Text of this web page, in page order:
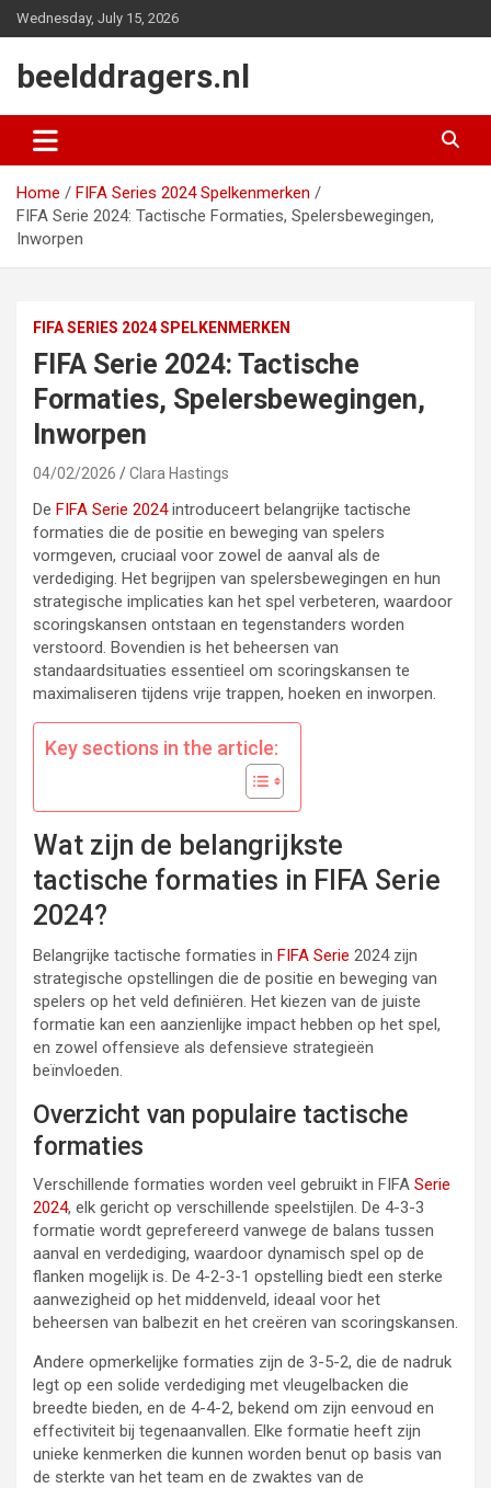
Skip
to
Wednesday, July 15, 2026
beelddragers.nl
Home
FIFA Series 2024 Spelkenmerken
FIFA Serie 2024: Tactische Formaties, Spelersbewegingen,
Inworpen
FIFA SERIES 2024 SPELKENMERKEN
FIFA Serie 2024: Tactische
Formaties, Spelersbewegingen,
Inworpen
04/02/2026 Clara Hastings
De FIFA Serie 2024introduceert belangrijke tactische
formaties die de positie en beweging van spelers
vormgeven, cruciaal voor zowel de aanval als de
verdediging. Het begrijpen van spelersbewegingen en hun
strategische implicaties kan het spel verbeteren, waardoor
scoringskansen ontstaan en tegenstanders worden
verstoord. Bovendien is het beheersen van
standaardsituaties essentieel om scoringskansen te
maximaliseren tijdens vrije trappen, hoeken en inworpen.
Key sections in the article:
Wat zijn de belangrijkste
tactische formaties in FIFA Serie
2024?
Belangrijke tactische formaties in FIFA Serie 2024 zijn
strategische opstellingen die de positie en beweging van
spelers op het veld definiëren. Het kiezen van de juiste
formatie kan een aanzienlijke impact hebben op het spel,
en zowel offensieve als defensieve strategieën
beïnvloeden.
Overzicht van populaire tactische
formaties
Verschillende formaties worden veel gebruikt in FIFA Serie
2024, elk gericht op verschillende speelstijlen. De 4-3-3
formatie wordt geprefereerd vanwege de balans tussen
aanval en verdediging, waardoor dynamisch spel op de
flanken mogelijk is. De 4-2-3-1 opstelling biedt een sterke
aanwezigheid op het middenveld, ideaal voor het
beheersen van balbezit en het creëren van scoringskansen.
Andere opmerkelijke formaties zijn de 3-5-2, die de nadruk
legt op een solide verdediging met vleugelbacken die
breedte bieden, en de 4-4-2, bekend om zijn eenvoud en
effectiviteit bij tegenaanvallen. Elke formatie heeft zijn
unieke kenmerken die kunnen worden benut op basis van
de sterkte van het team en de zwaktes van de